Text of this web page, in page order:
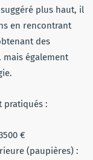
plus haut, il
en rencontrant
des
également
pratiqués :
€
(paupières) :